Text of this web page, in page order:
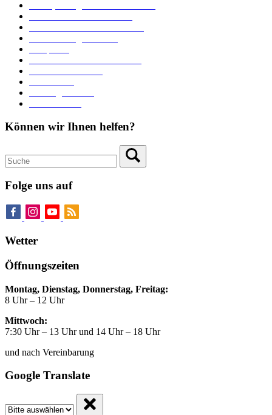
Können wir Ihnen helfen?
Folge uns auf
Wetter
Öffnungszeiten
Montag, Dienstag, Donnerstag, Freitag:
8 Uhr – 12 Uhr
Mittwoch:
7:30 Uhr – 13 Uhr und 14 Uhr – 18 Uhr
und nach Vereinbarung
Google Translate